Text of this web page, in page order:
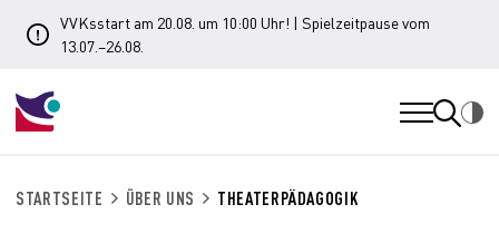
VVKsstart am 20.08. um 10:00 Uhr! | Spielzeitpause vom
13.07.–26.08.
STARTSEITE ÜBER UNS THEATERPÄDAGOGIK